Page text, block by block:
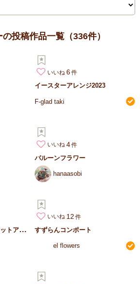
投稿作品一覧 （336件）
いいね 6
イースターアレンジ2023
F-glad taki
いいね 4
バルーンフラワー
hanaasobi
ぽ
んぽんラナンのバスケットアレンジ
いいね 12
すずらんコンポート
el flowers